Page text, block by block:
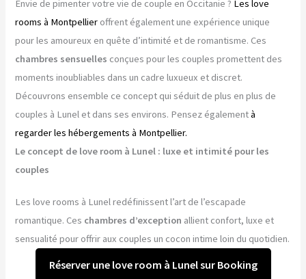
Envie de pimenter votre vie de couple en Occitanie ? Les love
rooms à Montpellier offrent également une expérience unique
pour les amoureux en quête d’intimité et de romantisme. Ces
chambres sensuelles conçues pour les couples promettent des
moments inoubliables dans un cadre luxueux et discret.
Découvrons ensemble ce concept qui séduit de plus en plus de
couples à Lunel et dans ses environs. Pensez égalementà
regarder les hébergements à Montpellier.
Le concept de love room à Lunel : luxe et intimité pour les
couples
Les love rooms à Lunel redéfinissent l’art de l’escapade
romantique. Ces chambres d’exception allient confort, luxe et
sensualité pour offrir aux couples un cocon intime loin du quotidien.
Réserver une love room à Lunel sur Booking